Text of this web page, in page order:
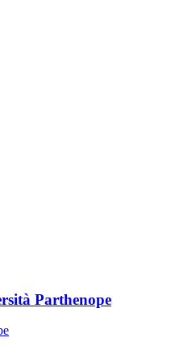
Parthenope